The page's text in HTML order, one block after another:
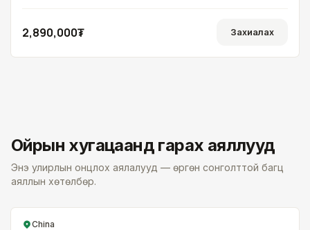
2,890,000₮ Захиалах
Ойрын хугацаанд гарах аяллууд
Энэ улирлын онцлох аялалууд — өргөн сонголттой багц
аяллын хөтөлбөр.
China